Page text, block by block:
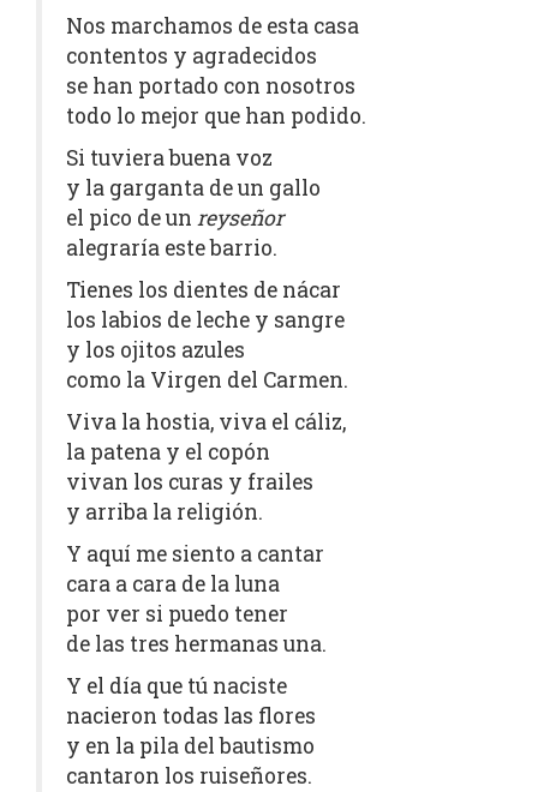
Nos marchamos de esta casa
contentos y agradecidos
se han portado con nosotros
todo lo mejor que han podido.
Si tuviera buena voz
y la garganta de un gallo
el pico de un reyseñor
alegraría este barrio.
Tienes los dientes de nácar
los labios de leche y sangre
y los ojitos azules
como la Virgen del Carmen.
Viva la hostia, viva el cáliz,
la patena y el copón
vivan los curas y frailes
y arriba la religión.
Y aquí me siento a cantar
cara a cara de la luna
por ver si puedo tener
de las tres hermanas una.
Y el día que tú naciste
nacieron todas las flores
y en la pila del bautismo
cantaron los ruiseñores.